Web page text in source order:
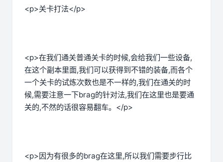
<p>关卡打法</p>
<p>在我们通关普通关卡的时候,会给我们一些设备,
在这个副本里面,我们可以获得到不错的装备,而各个
一个关卡的试炼次数也是不一样的,我们在通关的时
候,需要注意一下brag的针对法,我们在这里也是要通
关的,不然的话很容易翻车。</p>
<p>因为有很多的brag在这里,所以我们需要步行比